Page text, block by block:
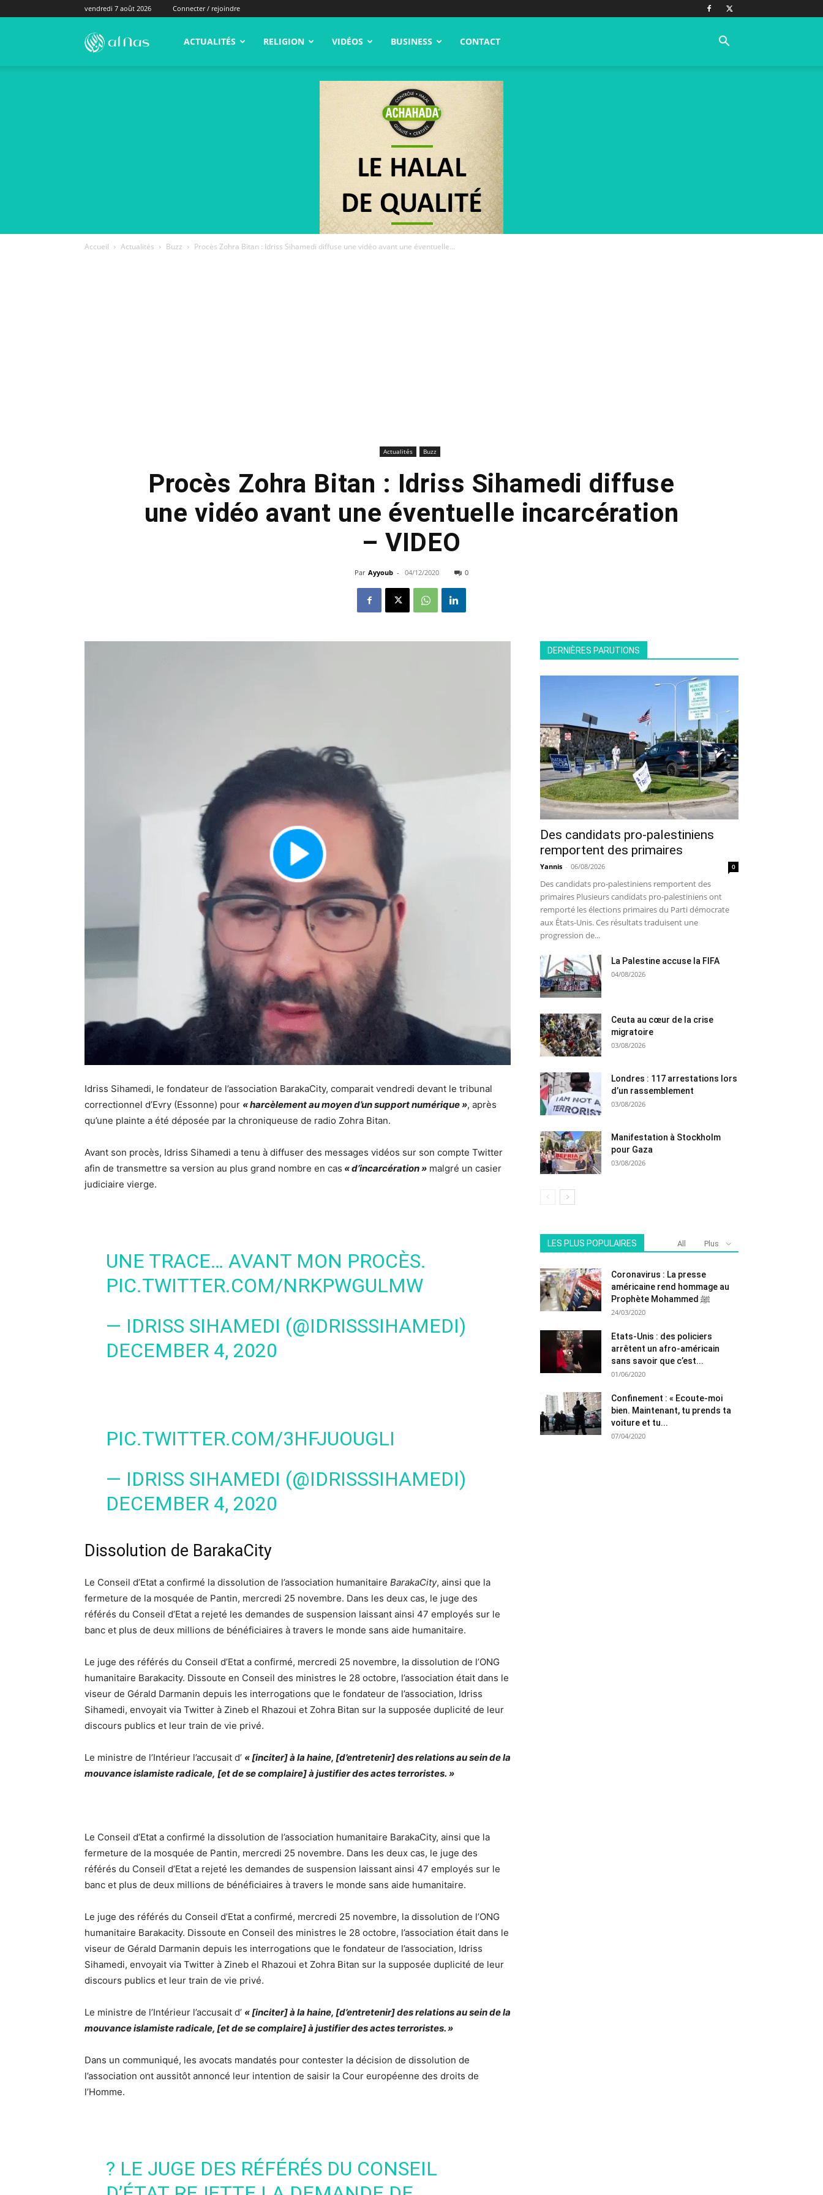
vendredi 7 août 2026 Connecter / rejoindre
alNas.fr ACTUALITÉS RELIGION VIDÉOS BUSINESS CONTACT
Accueil Actualités Buzz Procès Zohra Bitan : Idriss Sihamedi diffuse une vidéo avant une éventuelle...
Actualités Buzz
Procès Zohra Bitan : Idriss Sihamedi diffuse
une vidéo avant une éventuelle incarcération
– VIDEO
Par Ayyoub - 04/12/2020 0
Idriss Sihamedi, le fondateur de l’association BarakaCity, comparait vendredi devant le tribunal
correctionnel d’Evry (Essonne) pour « harcèlement au moyen d’un support numérique », après
qu’une plainte a été déposée par la chroniqueuse de radio Zohra Bitan.
Avant son procès, Idriss Sihamedi a tenu à diffuser des messages vidéos sur son compte Twitter
afin de transmettre sa version au plus grand nombre en cas « d’incarcération » malgré un casier
judiciaire vierge.
UNE TRACE… AVANT MON PROCÈS.
PIC.TWITTER.COM/NRKPWGULMW
— IDRISS SIHAMEDI (@IDRISSSIHAMEDI)
DECEMBER 4, 2020
PIC.TWITTER.COM/3HFJUOUGLI
— IDRISS SIHAMEDI (@IDRISSSIHAMEDI)
DECEMBER 4, 2020
Dissolution de BarakaCity
Le Conseil d’Etat a confirmé la dissolution de l’association humanitaire BarakaCity, ainsi que la
fermeture de la mosquée de Pantin, mercredi 25 novembre. Dans les deux cas, le juge des
référés du Conseil d’Etat a rejeté les demandes de suspension laissant ainsi 47 employés sur le
banc et plus de deux millions de bénéficiaires à travers le monde sans aide humanitaire.
Le juge des référés du Conseil d’Etat a confirmé, mercredi 25 novembre, la dissolution de l’ONG
humanitaire Barakacity. Dissoute en Conseil des ministres le 28 octobre, l’association était dans le
viseur de Gérald Darmanin depuis les interrogations que le fondateur de l’association, Idriss
Sihamedi, envoyait via Twitter à Zineb el Rhazoui et Zohra Bitan sur la supposée duplicité de leur
discours publics et leur train de vie privé.
Le ministre de l’Intérieur l’accusait d’ « [inciter] à la haine, [d’entretenir] des relations au sein de la
mouvance islamiste radicale, [et de se complaire] à justifier des actes terroristes. »
Le Conseil d’Etat a confirmé la dissolution de l’association humanitaire BarakaCity, ainsi que la
fermeture de la mosquée de Pantin, mercredi 25 novembre. Dans les deux cas, le juge des
référés du Conseil d’Etat a rejeté les demandes de suspension laissant ainsi 47 employés sur le
banc et plus de deux millions de bénéficiaires à travers le monde sans aide humanitaire.
Le juge des référés du Conseil d’Etat a confirmé, mercredi 25 novembre, la dissolution de l’ONG
humanitaire Barakacity. Dissoute en Conseil des ministres le 28 octobre, l’association était dans le
viseur de Gérald Darmanin depuis les interrogations que le fondateur de l’association, Idriss
Sihamedi, envoyait via Twitter à Zineb el Rhazoui et Zohra Bitan sur la supposée duplicité de leur
discours publics et leur train de vie privé.
Le ministre de l’Intérieur l’accusait d’ « [inciter] à la haine, [d’entretenir] des relations au sein de la
mouvance islamiste radicale, [et de se complaire] à justifier des actes terroristes. »
Dans un communiqué, les avocats mandatés pour contester la décision de dissolution de
l’association ont aussitôt annoncé leur intention de saisir la Cour européenne des droits de
l’Homme.
? LE JUGE DES RÉFÉRÉS DU CONSEIL
DERNIÈRES PARUTIONS
Des candidats pro-palestiniens
remportent des primaires
Yannis - 06/08/2026 0
Des candidats pro-palestiniens remportent des
primaires Plusieurs candidats pro-palestiniens ont
remporté les élections primaires du Parti démocrate
aux États-Unis. Ces résultats traduisent une
progression de...
La Palestine accuse la FIFA
04/08/2026
Ceuta au cœur de la crise
migratoire
03/08/2026
Londres : 117 arrestations lors
d’un rassemblement
03/08/2026
Manifestation à Stockholm
pour Gaza
03/08/2026
LES PLUS POPULAIRES All Plus
Coronavirus : La presse
américaine rend hommage au
Prophète Mohammed ﷺ
24/03/2020
Etats-Unis : des policiers
arrêtent un afro-américain
sans savoir que c’est...
01/06/2020
Confinement : « Ecoute-moi
bien. Maintenant, tu prends ta
voiture et tu...
07/04/2020